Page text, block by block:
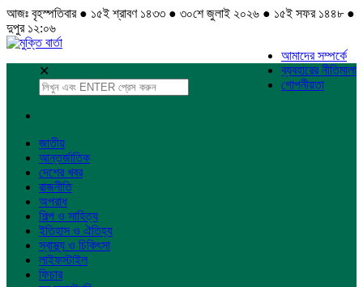
আজঃ বৃহস্পতিবার ● ১৫ই শ্রাবণ ১৪৩৩ ● ৩০শে জুলাই ২০২৬ ● ১৫ই সফর ১৪৪৮ ●
দুপুর ১২:০৬
আমাদের সম্পর্কে
ব্যবহারের নীতিমালা
গোপনীয়তা
✕
জাতীয়
আন্তর্জাতিক
দেশের খবর
রাজনীতি
অপরাধ
শিল্প ও সাহিত্য
ইতিহাস ও ঐতিহ্য
স্বাস্থ্য ও চিকিৎসা
লাইফস্টাইল
ফিচার